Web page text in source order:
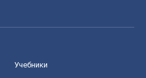
Учебники